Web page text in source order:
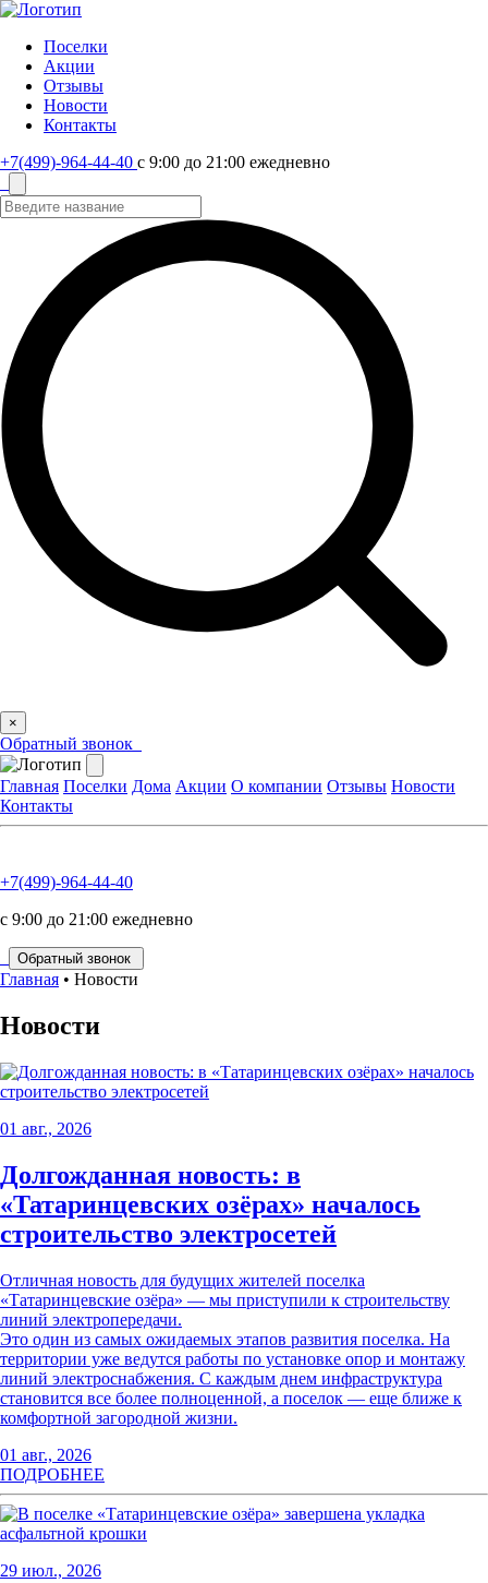
Поселки
Акции
Отзывы
Новости
Контакты
+7(499)-964-44-40 с 9:00 до 21:00 ежедневно
×
Обратный звонок
Главная Поселки Дома Акции О компании Отзывы Новости
Контакты
+7(499)-964-44-40
с 9:00 до 21:00 ежедневно
Обратный звонок
Главная • Новости
Новости
01 авг., 2026
Долгожданная новость: в
«Татаринцевских озёрах» началось
строительство электросетей
Отличная новость для будущих жителей поселка
«Татаринцевские озёра» — мы приступили к строительству
линий электропередачи.
Это один из самых ожидаемых этапов развития поселка. На
территории уже ведутся работы по установке опор и монтажу
линий электроснабжения. С каждым днем инфраструктура
становится все более полноценной, а поселок — еще ближе к
комфортной загородной жизни.
01 авг., 2026
ПОДРОБНЕЕ
29 июл., 2026